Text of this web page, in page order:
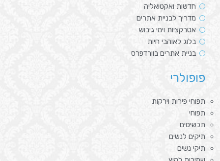
חדשות ואקטואליה
מדריך לבניית אתרים
אטרקציות וימי גיבוש
בלוג לאוהבי חיות
בניית אתרים בוורדפרס
פופולרי
תפוחי פירות וירקות
תפוחי
תכשיטים
תיקים לנשים
תיקי נשים